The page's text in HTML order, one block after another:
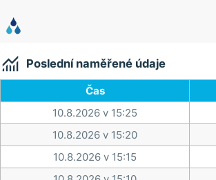
 Poslední naměřené údaje
Čas
10.8.2026 v 15:25
10.8.2026 v 15:20
10.8.2026 v 15:15